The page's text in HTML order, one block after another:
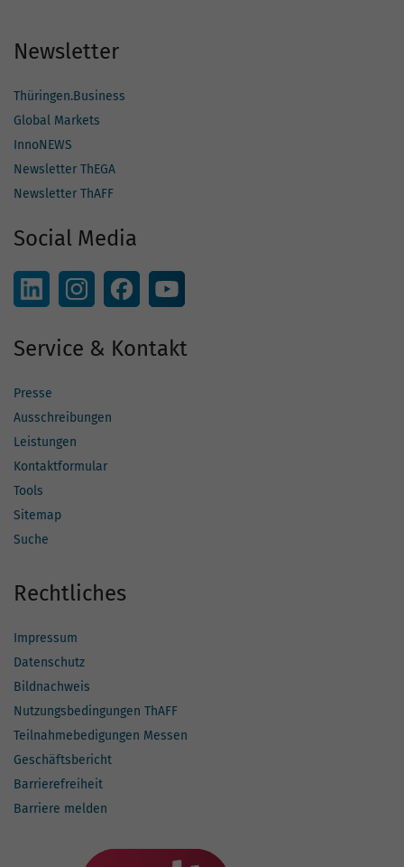
Newsletter
Thüringen.Business
Global Markets
InnoNEWS
Newsletter ThEGA
Newsletter ThAFF
Social Media
Service & Kontakt
Presse
Ausschreibungen
Leistungen
Kontaktformular
Tools
Sitemap
Suche
Rechtliches
Impressum
Datenschutz
Bildnachweis
Nutzungsbedingungen ThAFF
Teilnahmebedigungen Messen
Geschäftsbericht
Barrierefreiheit
Barriere melden